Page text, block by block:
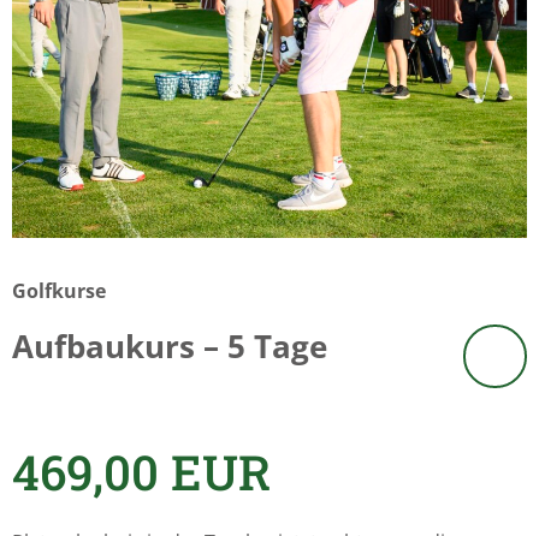
Golfkurse
Aufbaukurs – 5 Tage
469,00 EUR